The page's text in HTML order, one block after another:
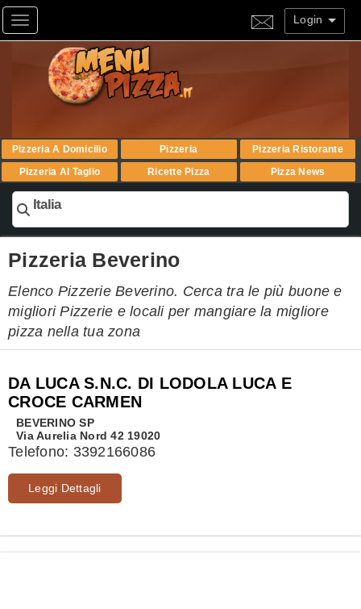
Toggle navigation Login
Pizzeria A Domicilio Pizzeria
Pizzeria Ristorante
Pizzeria Al Taglio
Ricette Pizza Pizza News
Italia
Pizzeria Beverino
Elenco Pizzerie Beverino. Cerca tra le più buone e
migliori Pizzerie e locali per mangiare la migliore
pizza nella tua zona
DA LUCA S.N.C. DI LODOLA LUCA E
CROCE CARMEN
BEVERINO SP
Via Aurelia Nord 42 19020
Telefono: 3392166086
Leggi Dettagli